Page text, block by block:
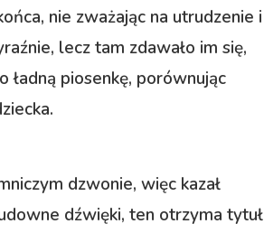
nie zważając na utrudzenie i
lecz tam zdawało im się,
ładną piosenkę, porównując
dzwonie, więc kazał
dźwięki, ten otrzyma tytuł